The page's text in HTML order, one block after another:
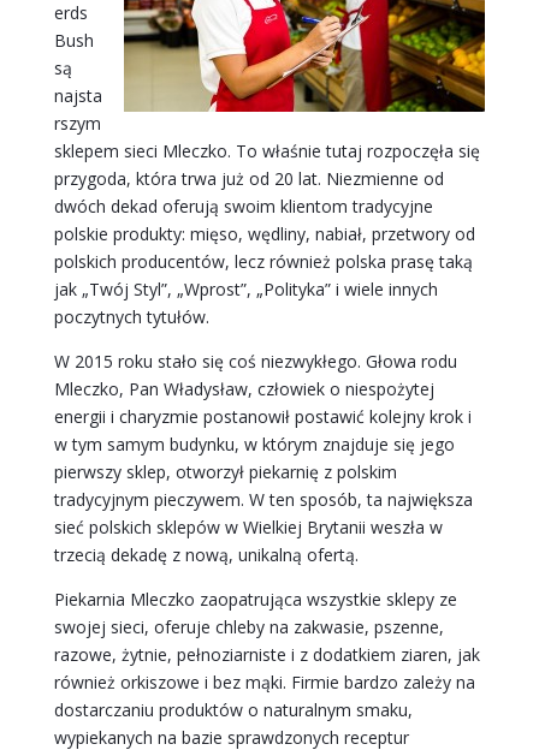
erds
Bush
są
najsta
rszym
sklepem sieci Mleczko. To właśnie tutaj rozpoczęła się
przygoda, która trwa już od 20 lat. Niezmienne od
dwóch dekad oferują swoim klientom tradycyjne
polskie produkty: mięso, wędliny, nabiał, przetwory od
polskich producentów, lecz również polska prasę taką
jak „Twój Styl”, „Wprost”, „Polityka” i wiele innych
poczytnych tytułów.
W 2015 roku stało się coś niezwykłego. Głowa rodu
Mleczko, Pan Władysław, człowiek o niespożytej
energii i charyzmie postanowił postawić kolejny krok i
w tym samym budynku, w którym znajduje się jego
pierwszy sklep, otworzył piekarnię z polskim
tradycyjnym pieczywem. W ten sposób, ta największa
sieć polskich sklepów w Wielkiej Brytanii weszła w
trzecią dekadę z nową, unikalną ofertą.
Piekarnia Mleczko zaopatrująca wszystkie sklepy ze
swojej sieci, oferuje chleby na zakwasie, pszenne,
razowe, żytnie, pełnoziarniste i z dodatkiem ziaren, jak
również orkiszowe i bez mąki. Firmie bardzo zależy na
dostarczaniu produktów o naturalnym smaku,
wypiekanych na bazie sprawdzonych receptur